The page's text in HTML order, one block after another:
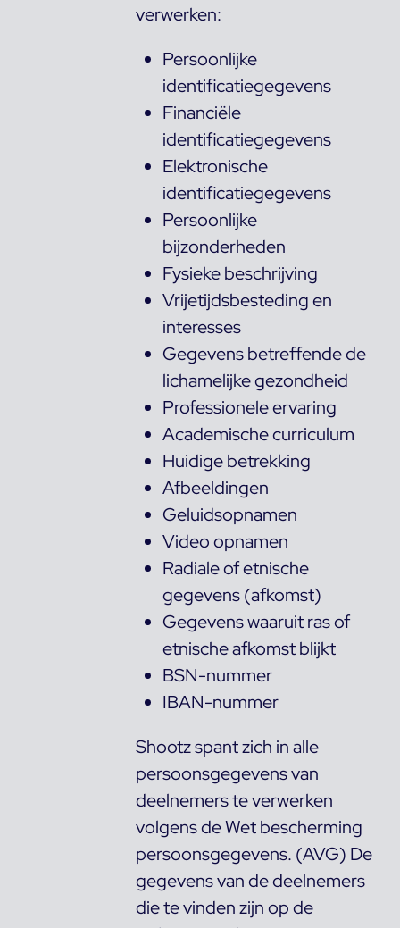
verwerken:
Persoonlijke
identificatiegegevens
Financiële
identificatiegegevens
Elektronische
identificatiegegevens
Persoonlijke
bijzonderheden
Fysieke beschrijving
Vrijetijdsbesteding en
interesses
Gegevens betreffende de
lichamelijke gezondheid
Professionele ervaring
Academische curriculum
Huidige betrekking
Afbeeldingen
Geluidsopnamen
Video opnamen
Radiale of etnische
gegevens (afkomst)
Gegevens waaruit ras of
etnische afkomst blijkt
BSN-nummer
IBAN-nummer
Shootz spant zich in alle
persoonsgegevens van
deelnemers te verwerken
volgens de Wet bescherming
persoonsgegevens. (AVG) De
gegevens van de deelnemers
die te vinden zijn op de